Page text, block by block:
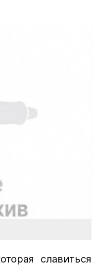
славиться